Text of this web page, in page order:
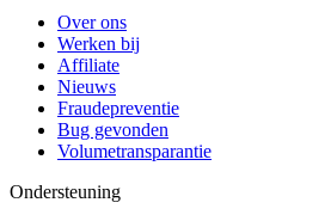
Over ons
Werken bij
Affiliate
Nieuws
Fraudepreventie
Bug gevonden
Volumetransparantie
Ondersteuning